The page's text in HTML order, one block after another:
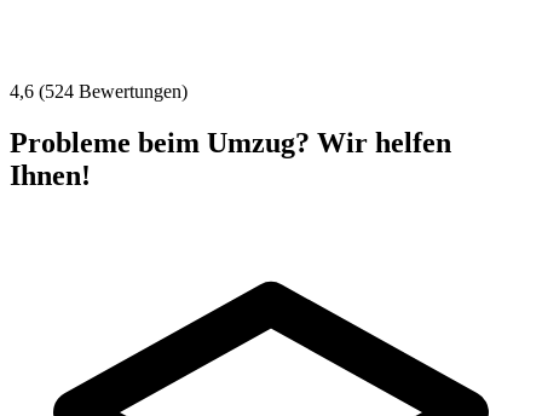
4,6 (524 Bewertungen)
Probleme beim Umzug? Wir helfen
Ihnen!